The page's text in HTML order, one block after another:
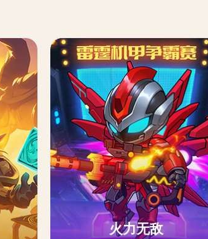
火力无敌